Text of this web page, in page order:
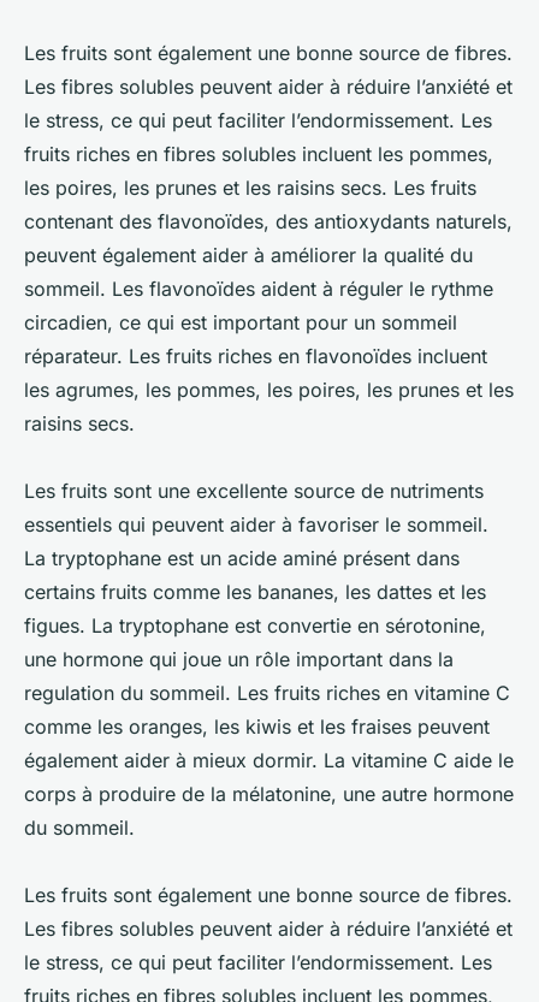
Les fruits sont également une bonne source de fibres.
Les fibres solubles peuvent aider à réduire l’anxiété et
le stress, ce qui peut faciliter l’endormissement. Les
fruits riches en fibres solubles incluent les pommes,
les poires, les prunes et les raisins secs. Les fruits
contenant des flavonoïdes, des antioxydants naturels,
peuvent également aider à améliorer la qualité du
sommeil. Les flavonoïdes aident à réguler le rythme
circadien, ce qui est important pour un sommeil
réparateur. Les fruits riches en flavonoïdes incluent
les agrumes, les pommes, les poires, les prunes et les
raisins secs.
Les fruits sont une excellente source de nutriments
essentiels qui peuvent aider à favoriser le sommeil.
La tryptophane est un acide aminé présent dans
certains fruits comme les bananes, les dattes et les
figues. La tryptophane est convertie en sérotonine,
une hormone qui joue un rôle important dans la
regulation du sommeil. Les fruits riches en vitamine C
comme les oranges, les kiwis et les fraises peuvent
également aider à mieux dormir. La vitamine C aide le
corps à produire de la mélatonine, une autre hormone
du sommeil.
Les fruits sont également une bonne source de fibres.
Les fibres solubles peuvent aider à réduire l’anxiété et
le stress, ce qui peut faciliter l’endormissement. Les
fruits riches en fibres solubles incluent les pommes,